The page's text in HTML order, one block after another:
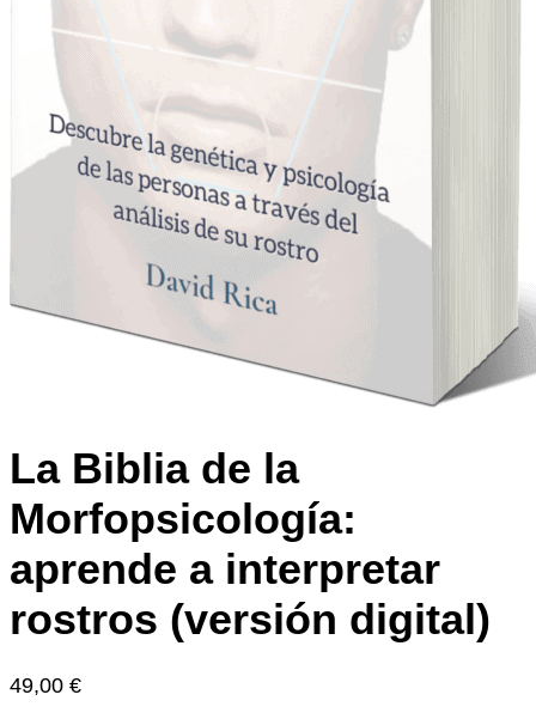
La Biblia de la
Morfopsicología:
aprende a interpretar
rostros (versión digital)
49,00 €